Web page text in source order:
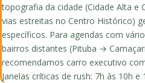
topografia da cidade (Cidade Alta e
vias estreitas no Centro Histórico)
específicos. Para agendas com
bairros distantes (Pituba →
recomendamos carro executivo
Janelas críticas de rush: 7h às 10h e